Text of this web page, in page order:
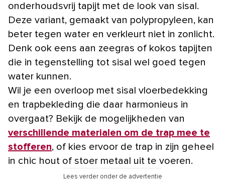
onderhoudsvrij tapijt met de look van sisal.
Deze variant, gemaakt van polypropyleen, kan
beter tegen water en verkleurt niet in zonlicht.
Denk ook eens aan zeegras of kokos tapijten
die in tegenstelling tot sisal wel goed tegen
water kunnen.
Wil je een overloop met sisal vloerbedekking
en trapbekleding die daar harmonieus in
overgaat? Bekijk de mogelijkheden van
verschillende materialen om de trap mee te
stofferen, of kies ervoor de trap in zijn geheel
in chic hout of stoer metaal uit te voeren.
Lees verder onder de advertentie